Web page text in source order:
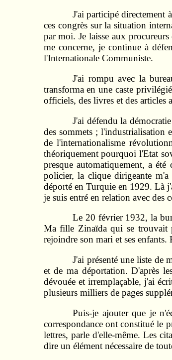
J'ai participé directement
ces congrès sur la situation
par moi. Je laisse aux
me concerne, je continue à
l'Internationale Communiste.
J'ai rompu avec la
transforma en une caste
officiels, des livres et des articles
J'ai défendu la
des sommets ; l'industrialisation
de l'internationalisme
théoriquement pourquoi l'Etat
presque automatiquement, a
policier, la clique dirigeante
déporté en Turquie en 1929. Là
je suis entré en relation avec des
Le 20 février 1932, la
Ma fille Zinaïda qui se trouvait
rejoindre son mari et ses
J'ai présenté une liste de
et de ma déportation. D'après
dévouée et irremplaçable, j'ai
plusieurs milliers de pages
Puis-je ajouter que je
correspondance ont constitué le
lettres, parle d'elle-même. Les
dire un élément nécessaire de